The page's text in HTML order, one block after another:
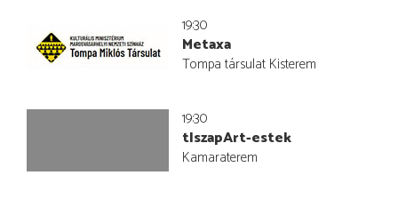
19:30
Metaxa
Tompa társulat Kisterem
19:30
tIszapArt-estek
Kamaraterem